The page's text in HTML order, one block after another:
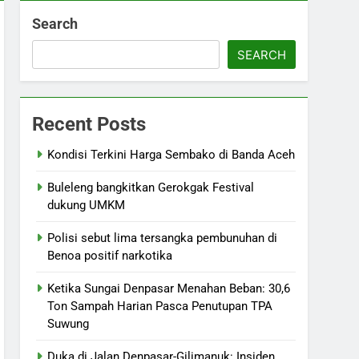
Search
SEARCH
Recent Posts
Kondisi Terkini Harga Sembako di Banda Aceh
Buleleng bangkitkan Gerokgak Festival
dukung UMKM
Polisi sebut lima tersangka pembunuhan di
Benoa positif narkotika
Ketika Sungai Denpasar Menahan Beban: 30,6
Ton Sampah Harian Pasca Penutupan TPA
Suwung